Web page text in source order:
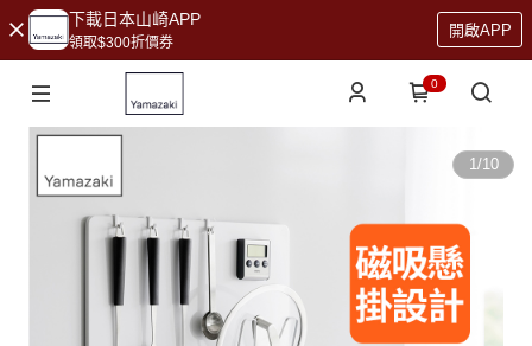
下載日本山崎APP
領取$300折價券
開啟APP
0
1/10